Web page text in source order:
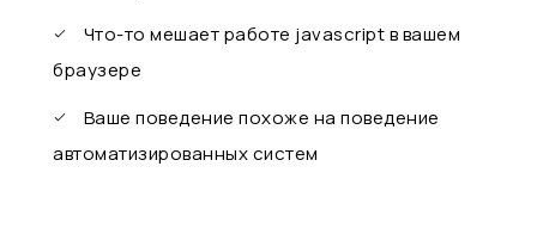
Что-то мешает работе javascript в вашем
браузере
Ваше поведение похоже на поведение
автоматизированных систем